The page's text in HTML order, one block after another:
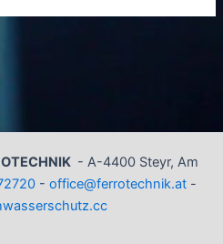
- A-4400 Steyr, Am
- office@ferrotechnik.at-